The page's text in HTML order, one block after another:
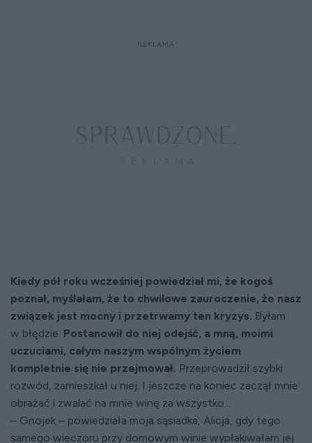
Kiedy pół roku wcześniej powiedział mi, że kogoś
poznał, myślałam, że to chwilowe zauroczenie, że nasz
związek jest mocny i przetrwamy ten kryzys. Byłam
w błędzie. Postanowił do niej odejść, a mną, moimi
uczuciami, całym naszym wspólnym życiem
kompletnie się nie przejmował. Przeprowadził szybki
rozwód, zamieszkał u niej. I jeszcze na koniec zaczął mnie
obrażać i zwalać na mnie winę za wszystko...
– Gnojek – powiedziała moja sąsiadka, Alicja, gdy tego
samego wieczoru przy domowym winie wypłakiwałam jej